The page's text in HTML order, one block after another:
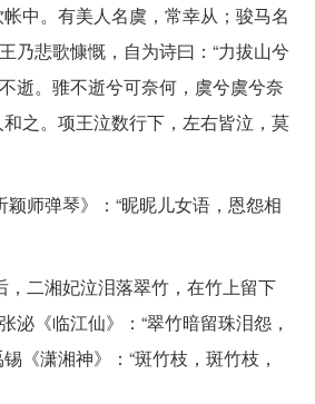
中。有美人名虞，常幸从；骏马名
乃悲歌慷慨，自为诗曰：“力拔山兮
逝。骓不逝兮可奈何，虞兮虞兮奈
之。项王泣数行下，左右皆泣，莫
师弹琴》：“昵昵儿女语，恩怨相
，二湘妃泣泪落翠竹，在竹上留下
泌《临江仙》：“翠竹暗留珠泪怨，
《潇湘神》：“斑竹枝，斑竹枝，